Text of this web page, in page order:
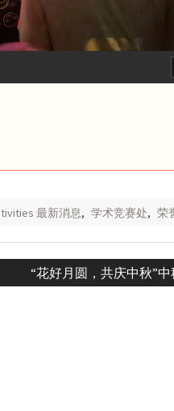
最新消息, 学术竞赛处, 荣
Next
post:
“花好月圆，共庆中秋”